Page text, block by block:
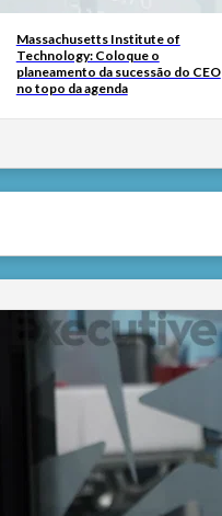
Massachusetts Institute of
Technology: Coloque o
planeamento da sucessão do CEO
no topo da agenda